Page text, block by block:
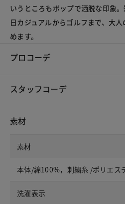
いうところもポップで洒脱な印象
日カジュアルからゴルフまで、大
めます。
プロコーデ
スタッフコーデ
素材
素材
本体/綿100%，刺繍糸 /ポリエス
洗濯表示